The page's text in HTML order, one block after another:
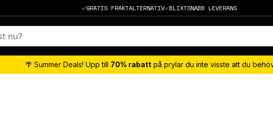
GRATIS FRAKTALTERNATIV BLIXTSNABB LEVERANS
🌴 Summer Deals! Upp till 70% rabatt på prylar du inte visste att du